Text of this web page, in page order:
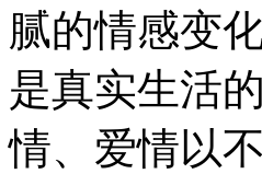
腻的情感变
是真实生活
情、爱情以